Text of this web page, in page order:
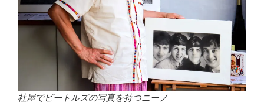
社屋でビートルズの写真を持つニーノ